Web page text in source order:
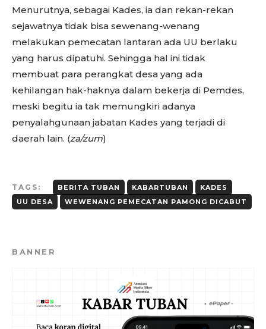
Menurutnya, sebagai Kades, ia dan rekan-rekan
sejawatnya tidak bisa sewenang-wenang
melakukan pemecatan lantaran ada UU berlaku
yang harus dipatuhi. Sehingga hal ini tidak
membuat para perangkat desa yang ada
kehilangan hak-haknya dalam bekerja di Pemdes,
meski begitu ia tak memungkiri adanya
penyalahgunaan jabatan Kades yang terjadi di
daerah lain. (za/zum)
TAGS: BERITA TUBAN KABARTUBAN
KADES
UU DESA
WEWENANG PEMECATAN PAMONG DICABUT
BANNER